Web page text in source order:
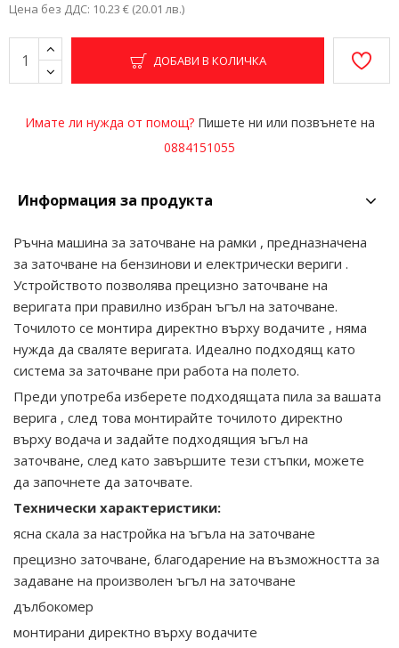
Цена без ДДС: 10.23 € (20.01 лв.)
ДОБАВИ В КОЛИЧКА
Имате ли нужда от помощ?Пишете ни или позвънете на
0884151055
Информация за продукта
Ръчна машина за заточване на рамки , предназначена
за заточване на бензинови и електрически вериги .
Устройството позволява прецизно заточване на
веригата при правилно избран ъгъл на заточване.
Точилото се монтира директно върху водачите , няма
нужда да сваляте веригата. Идеално подходящ като
система за заточване при работа на полето.
Преди употреба изберете подходящата пила за вашата
верига , след това монтирайте точилото директно
върху водача и задайте подходящия ъгъл на
заточване, след като завършите тези стъпки, можете
да започнете да заточвате.
Технически характеристики:
ясна скала за настройка на ъгъла на заточване
прецизно заточване, благодарение на възможността за
задаване на произволен ъгъл на заточване
дълбокомер
монтирани директно върху водачите